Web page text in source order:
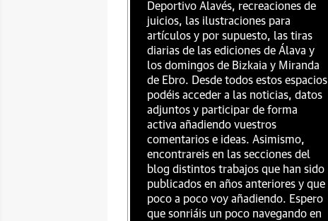
Deportivo Alavés, recreaciones de
juicios, las ilustraciones para
artículos y por supuesto, las tiras
diarias de las ediciones de Álava y
los domingos de Bizkaia y Miranda
de Ebro. Desde todos estos espacios
podéis acceder a las noticias, datos
adjuntos y participar de forma
activa añadiendo vuestros
comentarios e ideas. Asimismo,
encontrareis en las secciones del
blog distintos trabajos que han sido
publicados en años anteriores y que
poco a poco voy añadiendo. Espero
que sonriáis un poco navegando en